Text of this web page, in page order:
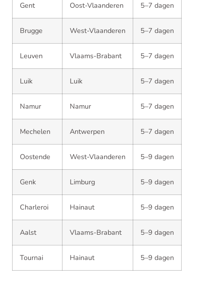
Gent Oost-Vlaanderen 5–7 dagen
Brugge West-Vlaanderen 5–7 dagen
Leuven Vlaams-Brabant 5–7 dagen
Luik Luik 5–7 dagen
Namur Namur 5–7 dagen
Mechelen Antwerpen 5–7 dagen
Oostende West-Vlaanderen 5–9 dagen
Genk Limburg 5–9 dagen
Charleroi Hainaut 5–9 dagen
Aalst Vlaams-Brabant 5–9 dagen
Tournai Hainaut 5–9 dagen